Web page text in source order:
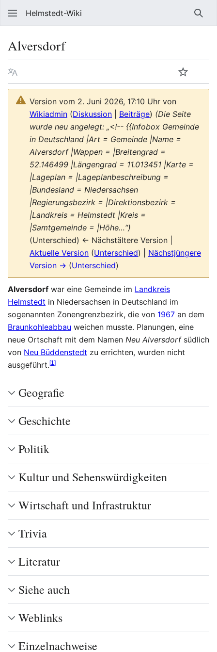
Helmstedt-Wiki
Alversdorf
Sprache
Version vom 2. Juni 2026, 17:10 Uhr von
Wikiadmin (Diskussion Beiträge) (Die Seite
wurde neu angelegt: „<!-- {{Infobox Gemeinde
in Deutschland |Art = Gemeinde |Name =
Alversdorf |Wappen = |Breitengrad =
52.146499 |Längengrad = 11.013451 |Karte =
|Lageplan = |Lageplanbeschreibung =
|Bundesland = Niedersachsen
|Regierungsbezirk = |Direktionsbezirk =
|Landkreis = Helmstedt |Kreis =
|Samtgemeinde = |Höhe…“)
(Unterschied) ← Nächstältere Version |
Aktuelle Version (Unterschied) | Nächstjüngere
Version → (Unterschied)
Alversdorf war eine Gemeinde im Landkreis
Helmstedt in Niedersachsen in Deutschland im
sogenannten Zonengrenzbezirk, die von 1967 an dem
Braunkohleabbau weichen musste. Planungen, eine
neue Ortschaft mit dem Namen Neu Alversdorfsüdlich
von Neu Büddenstedt zu errichten, wurden nicht
ausgeführt.[1 ]
Geografie
Geschichte
Politik
Kultur und Sehenswürdigkeiten
Wirtschaft und Infrastruktur
Trivia
Literatur
Siehe auch
Weblinks
Einzelnachweise